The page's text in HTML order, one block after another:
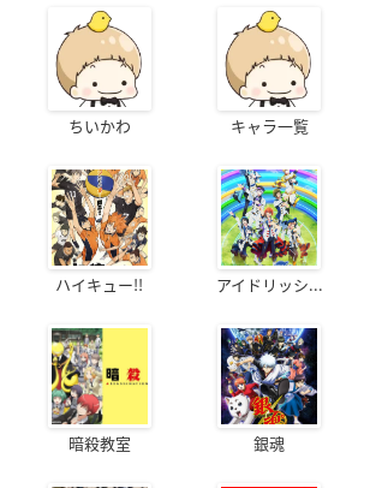
ちいかわ キャラ一覧
ハイキュー!! アイドリッシ...
暗殺教室 銀魂